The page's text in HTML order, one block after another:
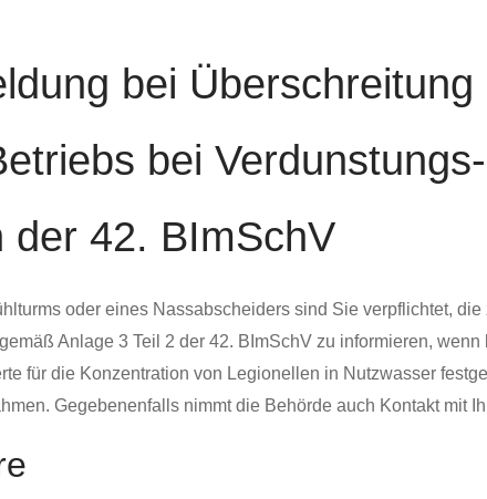
bei
bei
der 42. BImSchV
oder eines Nassabscheiders sind Sie verpflichtet,
Anlage 3 Teil 2 der 42. BImSchV zu informieren,
für die Konzentration von Legionellen in Nutzwasser
Gegebenenfalls nimmt die Behörde auch Kontakt mit